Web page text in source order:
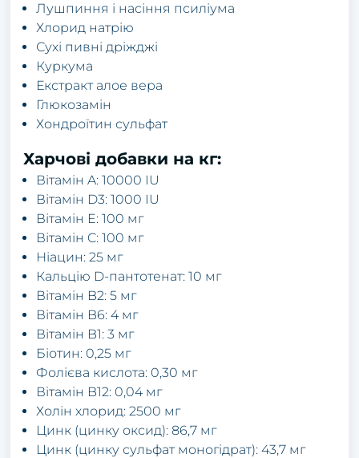
Лушпиння і насіння псиліума
Хлорид натрію
Сухі пивні дріжджі
Куркума
Екстракт алое вера
Глюкозамін
Хондроїтин сульфат
Харчові добавки на кг:
Вітамін A: 10000 IU
Вітамін D3: 1000 IU
Вітамін E: 100 мг
Вітамін C: 100 мг
Ніацин: 25 мг
Кальцію D-пантотенат: 10 мг
Вітамін B2: 5 мг
Вітамін B6: 4 мг
Вітамін B1: 3 мг
Біотин: 0,25 мг
Фолієва кислота: 0,30 мг
Вітамін B12: 0,04 мг
Холін хлорид: 2500 мг
Цинк (цинку оксид): 86,7 мг
Цинк (цинку сульфат моногідрат): 43,7 мг